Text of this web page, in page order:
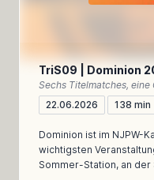
TriS09 | Dominion
22.06.2026
138 min
Dominion ist im NJPW-
wichtigsten
Sommer-Station, an